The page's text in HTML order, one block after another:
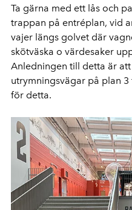
Ta gärna med ett lås och
trappan på entréplan, vid
vajer längs golvet där
skötväska o värdesaker
Anledningen till detta är
utrymningsvägar på plan
för detta.